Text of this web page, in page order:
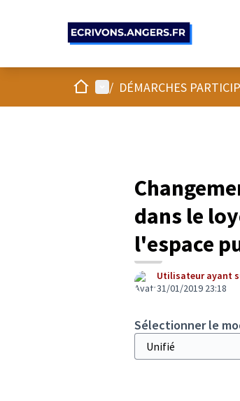
AccueilMenu principal
/ DÉMARCHES
dans le
l'espace
Utilisateur ayant
31/01/2019 23:18
Sélectionner le